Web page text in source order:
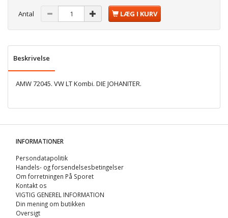
Antal LÆG I KURV
Beskrivelse
AMW 72045. VW LT Kombi. DIE JOHANITER.
INFORMATIONER
Persondatapolitik
Handels- og forsendelsesbetingelser
Om forretningen På Sporet
Kontakt os
VIGTIG GENEREL INFORMATION
Din mening om butikken
Oversigt